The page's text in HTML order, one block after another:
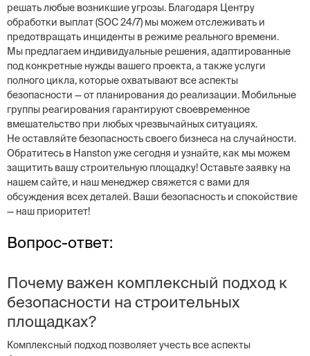
решать любые возникшие угрозы. Благодаря Центру
обработки выплат (SOC 24/7) мы можем отслеживать и
предотвращать инциденты в режиме реального времени.
Мы предлагаем индивидуальные решения, адаптированные
под конкретные нужды вашего проекта, а также услуги
полного цикла, которые охватывают все аспекты
безопасности — от планирования до реализации. Мобильные
группы реагирования гарантируют своевременное
вмешательство при любых чрезвычайных ситуациях.
Не оставляйте безопасность своего бизнеса на случайности.
Обратитесь в Hanston уже сегодня и узнайте, как мы можем
защитить вашу строительную площадку! Оставьте заявку на
нашем сайте, и наш менеджер свяжется с вами для
обсуждения всех деталей. Ваши безопасность и спокойствие
— наш приоритет!
Вопрос-ответ:
Почему важен комплексный подход к
безопасности на строительных
площадках?
Комплексный подход позволяет учесть все аспекты